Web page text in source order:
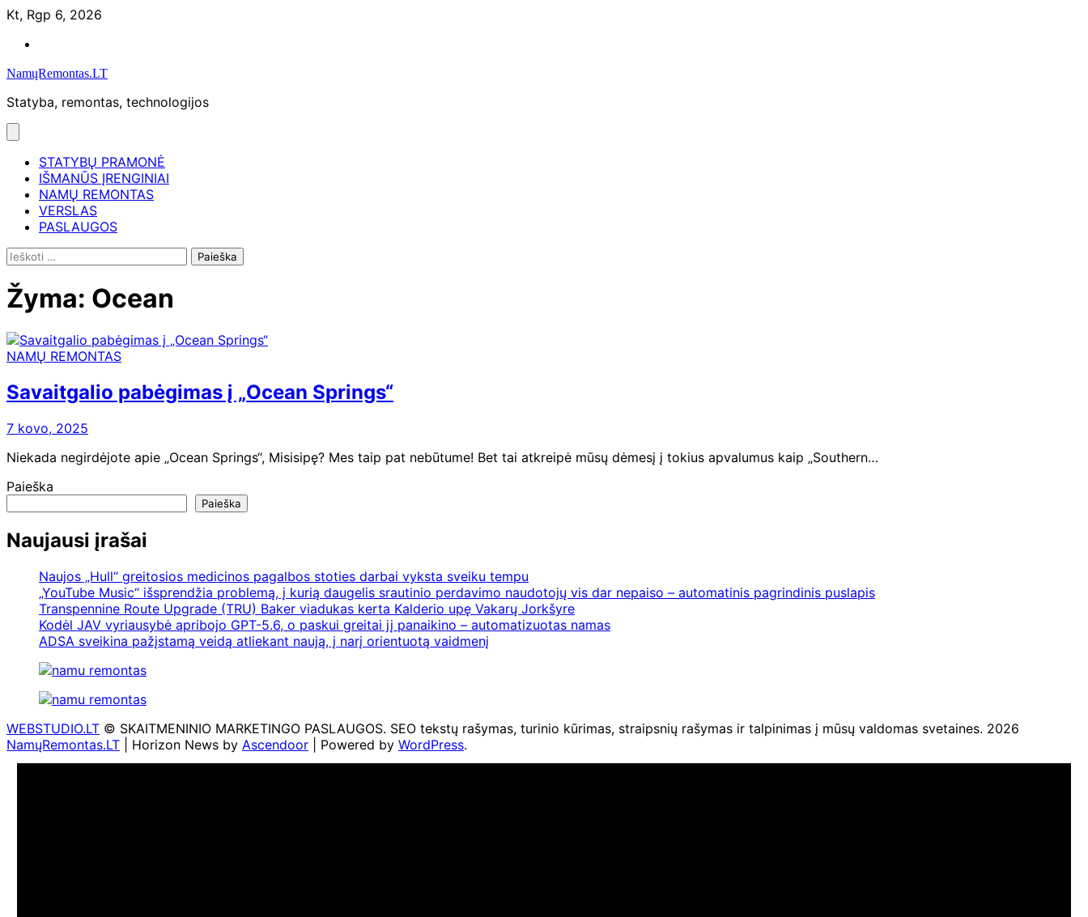
Skip
content
Kt, Rgp 6, 2026
NamųRemontas.LT
Statyba, remontas, technologijos
STATYBŲ PRAMONĖ
IŠMANŪS ĮRENGINIAI
NAMŲ REMONTAS
VERSLAS
PASLAUGOS
Ieškoti:
Žyma: Ocean
NAMŲ REMONTAS
Savaitgalio pabėgimas į „Ocean Springs“
7 kovo, 2025
Niekada negirdėjote apie „Ocean Springs“, Misisipę? Mes taip pat nebūtume! Bet tai atkreipė mūsų dėmesį į tokius apvalumus kaip „Southern…
Paieška
Paieška
Naujausi įrašai
Naujos „Hull“ greitosios medicinos pagalbos stoties darbai vyksta sveiku tempu
„YouTube Music“ išsprendžia problemą, į kurią daugelis srautinio perdavimo naudotojų vis dar nepaiso – automatinis pagrindinis puslapis
Transpennine Route Upgrade (TRU) Baker viadukas kerta Kalderio upę Vakarų Jorkšyre
Kodėl JAV vyriausybė apribojo GPT-5.6, o paskui greitai jį panaikino – automatizuotas namas
ADSA sveikina pažįstamą veidą atliekant naują, į narį orientuotą vaidmenį
WEBSTUDIO.LT © SKAITMENINIO MARKETINGO PASLAUGOS. SEO tekstų rašymas, turinio kūrimas, straipsnių rašymas ir talpinimas į mūsų valdomas svetaines. 2026
NamųRemontas.LT | Horizon News by Ascendoor | Powered by WordPress.